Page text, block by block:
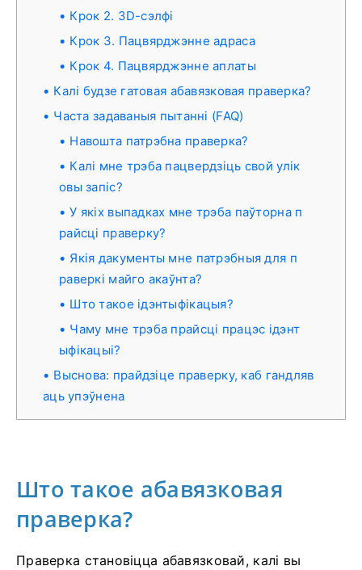
Крок 2. 3D-сэлфі
Крок 3. Пацвярджэнне адраса
Крок 4. Пацвярджэнне аплаты
Калі будзе гатовая абавязковая праверка?
Часта задаваныя пытанні (FAQ)
Навошта патрэбна праверка?
Калі мне трэба пацвердзіць свой улік
овы запіс?
У якіх выпадках мне трэба паўторна п
райсці праверку?
Якія дакументы мне патрэбныя для п
раверкі майго акаўнта?
Што такое ідэнтыфікацыя?
Чаму мне трэба прайсці працэс ідэнт
ыфікацыі?
Выснова: прайдзіце праверку, каб гандляв
аць упэўнена
Што такое абавязковая
праверка?
Праверка становіцца абавязковай, калі вы